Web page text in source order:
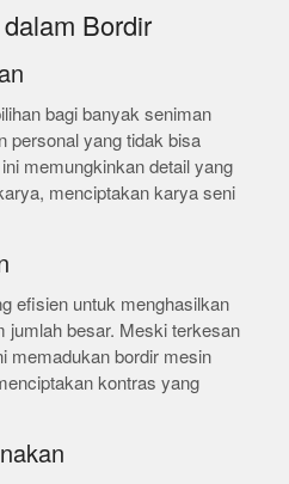
Bordir
bagi banyak seniman
personal yang tidak bisa
memungkinkan detail yang
menciptakan karya seni
efisien untuk menghasilkan
jumlah besar. Meski terkesan
memadukan bordir mesin
kontras yang